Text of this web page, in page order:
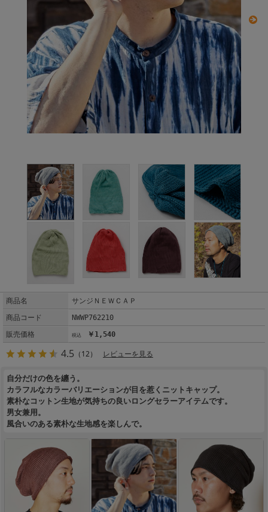
商品名
サンジＮＥＷＣＡＰ
商品コード
NWWP762210
販売価格
￥1,540
4.5 （12） レビューを見る
自分だけの色を纏う。
カラフルなカラーバリエーションが目を惹くニットキャップ。
素朴なコットン生地が気持ちの良いロングセラーアイテムです。
男女兼用。
風合いのある素朴な生地感を楽しんで。